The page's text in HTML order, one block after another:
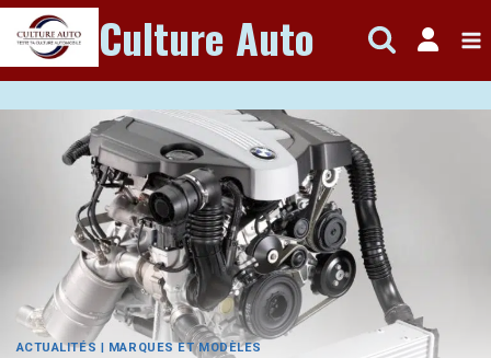
Aller
au
contenu
Culture Auto
ACTUALITÉS | MARQUES ET MODÈLES